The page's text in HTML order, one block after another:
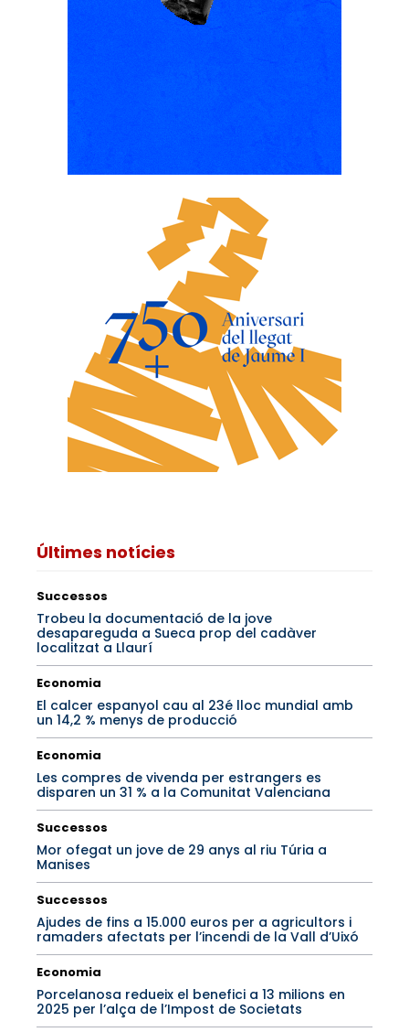
Últimes notícies
Successos
Trobeu la documentació de la jove
desapareguda a Sueca prop del cadàver
localitzat a Llaurí
Economia
El calcer espanyol cau al 23é lloc mundial amb
un 14,2 % menys de producció
Economia
Les compres de vivenda per estrangers es
disparen un 31 % a la Comunitat Valenciana
Successos
Mor ofegat un jove de 29 anys al riu Túria a
Manises
Successos
Ajudes de fins a 15.000 euros per a agricultors i
ramaders afectats per l’incendi de la Vall d’Uixó
Economia
Porcelanosa redueix el benefici a 13 milions en
2025 per l’alça de l’Impost de Societats